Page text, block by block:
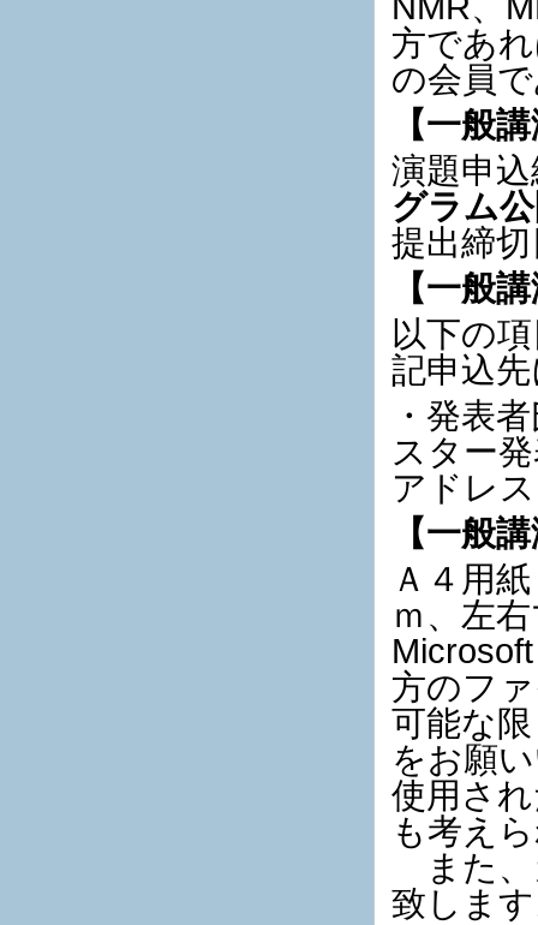
方であ
の会員
【一般
演題申
グラム
提出締
【一般
以下の
記申込
・発表
スター
アドレス
【一般
Ａ４用
ｍ、左
方のフ
可能な
をお願
使用さ
も考え
また、
致しま